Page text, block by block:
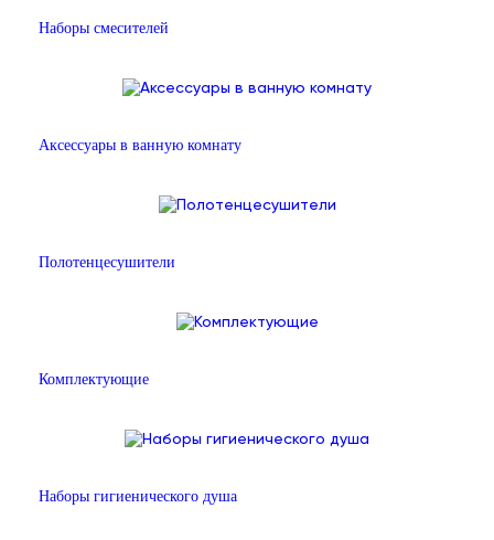
Наборы смесителей
Аксессуары в ванную комнату
Полотенцесушители
Комплектующие
Наборы гигиенического душа